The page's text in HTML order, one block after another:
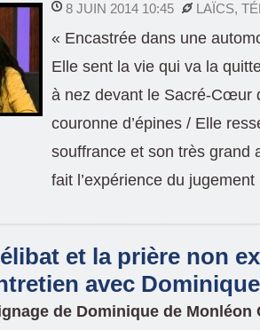
8 JUIN 2014 10:45 LAÏCS,
« Encastrée dans une
Elle sent la vie qui va la
à nez devant le Sacré-Cœur
couronne d’épines / Elle
souffrance et son très grand
fait l’expérience du
et la prière non
avec
de Dominique de Monléon